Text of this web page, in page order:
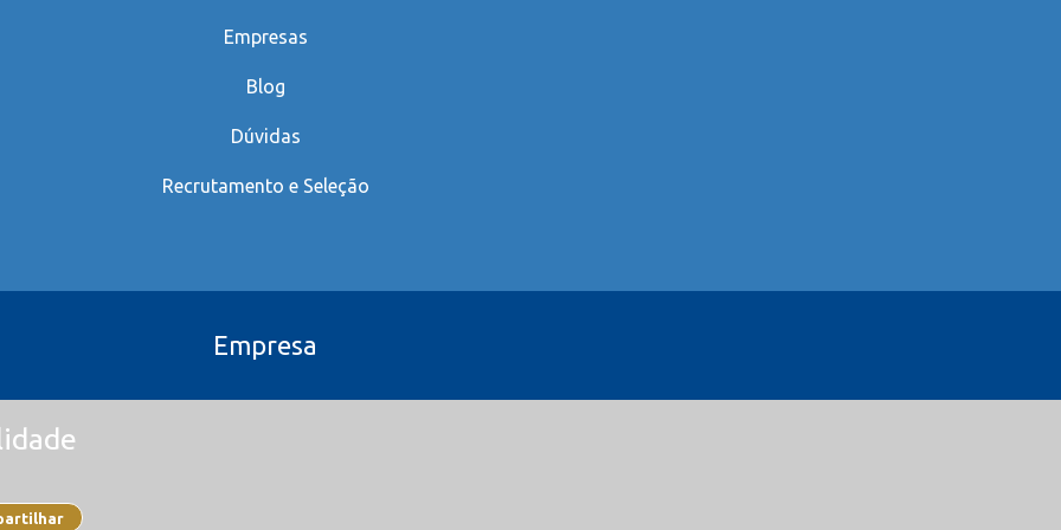
Empresas
Blog
Dúvidas
Recrutamento e Seleção
Empresa